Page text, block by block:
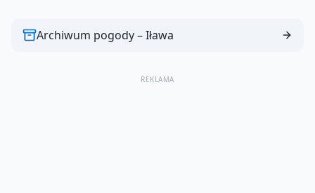
Archiwum pogody –Iława
REKLAMA